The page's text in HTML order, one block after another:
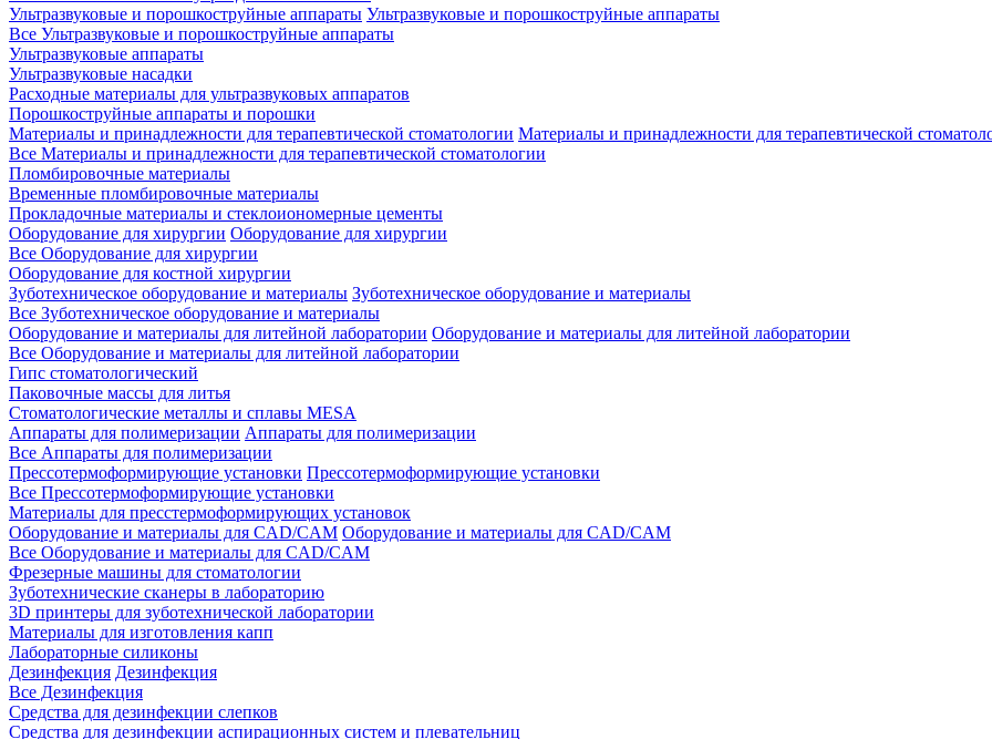
Ультразвуковые и порошкоструйные аппараты Ультразвуковые и порошкоструйные аппараты
Все Ультразвуковые и порошкоструйные аппараты
Ультразвуковые аппараты
Ультразвуковые насадки
Расходные материалы для ультразвуковых аппаратов
Порошкоструйные аппараты и порошки
Материалы и принадлежности для терапевтической стоматологии Материалы и принадлежности для терапевтической
Все Материалы и принадлежности для терапевтической стоматологии
Пломбировочные материалы
Временные пломбировочные материалы
Прокладочные материалы и стеклоиономерные цементы
Оборудование для хирургии Оборудование для хирургии
Все Оборудование для хирургии
Оборудование для костной хирургии
Зуботехническое оборудование и материалы Зуботехническое оборудование и материалы
Все Зуботехническое оборудование и материалы
Оборудование и материалы для литейной лаборатории Оборудование и материалы для литейной лаборатории
Все Оборудование и материалы для литейной лаборатории
Гипс стоматологический
Паковочные массы для литья
Стоматологические металлы и сплавы MESA
Аппараты для полимеризации Аппараты для полимеризации
Все Аппараты для полимеризации
Прессотермоформирующие установки Прессотермоформирующие установки
Все Прессотермоформирующие установки
Материалы для пресстермоформирующих установок
Оборудование и материалы для CAD/CAM Оборудование и материалы для CAD/CAM
Все Оборудование и материалы для CAD/CAM
Фрезерные машины для стоматологии
Зуботехнические сканеры в лабораторию
3D принтеры для зуботехнической лаборатории
Материалы для изготовления капп
Лабораторные силиконы
Дезинфекция Дезинфекция
Все Дезинфекция
Средства для дезинфекции слепков
Средства для дезинфекции аспирационных систем и плевательниц